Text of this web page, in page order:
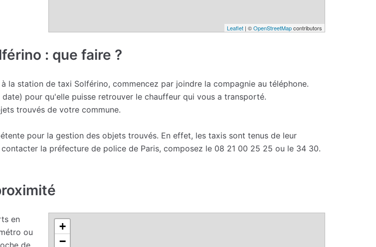
Leaflet | ©OpenStreetMapcontributors
: que faire ?
station de taxi Solférino, commencez par joindre la compagnie au téléphone.
pour qu'elle puisse retrouver le chauffeur qui vous a transporté.
trouvés de votre commune.
pour la gestion des objets trouvés. En effet, les taxis sont tenus de leur
la préfecture de police de Paris, composez le 08 21 00 25 25 ou le 34 30.
en
ou
+
−